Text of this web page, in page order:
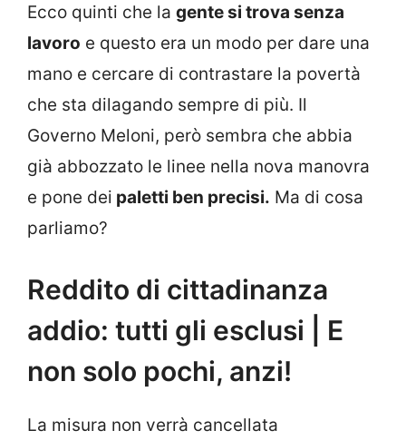
Ecco quinti che la gente si trova senza
lavoro e questo era un modo per dare una
mano e cercare di contrastare la povertà
che sta dilagando sempre di più. Il
Governo Meloni, però sembra che abbia
già abbozzato le linee nella nova manovra
e pone dei paletti ben precisi. Ma di cosa
parliamo?
Reddito di cittadinanza
addio: tutti gli esclusi | E
non solo pochi, anzi!
La misura non verrà cancellata